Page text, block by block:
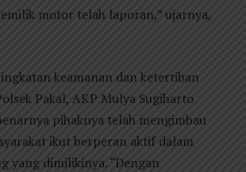
motor telah laporan,” ujarnya,
keamanan dan ketertiban
Pakal, AKP Mulya Sugiharto
pihaknya telah mengimbau
ikut berperan aktif dalam
yang dimilikinya. “Dengan